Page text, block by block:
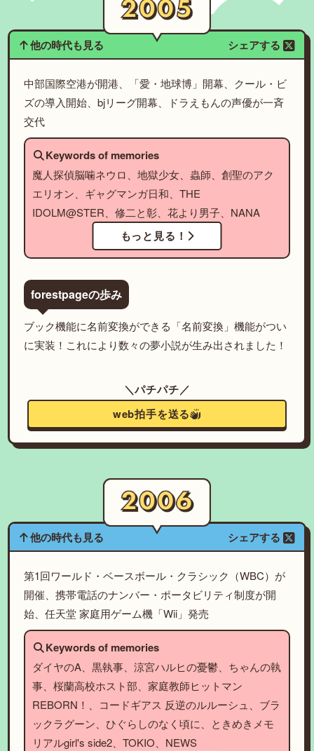
他の時代も見る シェアする
中部国際空港が開港、「愛・地球博」開幕、クール・ビ
ズの導入開始、bjリーグ開幕、ドラえもんの声優が一斉
交代
Keywords of memories
魔人探偵脳噛ネウロ、地獄少女、蟲師、創聖のアク
エリオン、ギャグマンガ日和、THE
IDOLM@STER、修二と彰、花より男子、NANA
もっと見る！
forestpageの歩み
ブック機能に名前変換ができる「名前変換」機能がつい
に実装！これにより数々の夢小説が生み出されました！
＼パチパチ／
web拍手を送る
他の時代も見る シェアする
第1回ワールド・ベースボール・クラシック（WBC）が
開催、携帯電話のナンバー・ポータビリティ制度が開
始、任天堂 家庭用ゲーム機「Wii」発売
Keywords of memories
ダイヤのA、黒執事、涼宮ハルヒの憂鬱、ちゃんの執
事、桜蘭高校ホスト部、家庭教師ヒットマン
REBORN！、コードギアス 反逆のルルーシュ、ブラ
ックラグーン、ひぐらしのなく頃に、ときめきメモ
リアルgirl's side2、TOKIO、NEWS